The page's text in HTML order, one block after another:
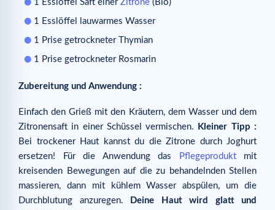
1 Esslöffel Saft einer Zitrone (Bio)
1 Esslöffel lauwarmes Wasser
1 Prise getrockneter Thymian
1 Prise getrockneter Rosmarin
Zubereitung und Anwendung :
Einfach den Grieß mit den Kräutern, dem Wasser und dem
Zitronensaft in einer Schüssel vermischen.
Kleiner Tipp :
Bei trockener Haut kannst du die Zitrone durch Joghurt
ersetzen! Für die Anwendung das
Pflegeproduktmit
kreisenden Bewegungen auf die zu behandelnden Stellen
massieren, dann mit kühlem Wasser abspülen, um die
Durchblutung anzuregen.
Deine Haut wird glatt und